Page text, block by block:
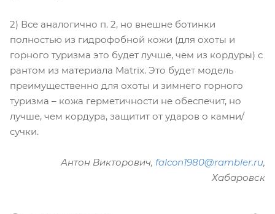
2) Все аналогично п. 2, но внешне ботинки
полностью из гидрофобной кожи (для охоты и
горного туризма это будет лучше, чем из кордуры) с
рантом из материала Matrix. Это будет модель
преимущественно для охоты и зимнего горного
туризма – кожа герметичности не обеспечит, но
лучше, чем кордура, защитит от ударов о камни/
сучки.
Антон Викторович, falcon1980@rambler.ru,
Хабаровск